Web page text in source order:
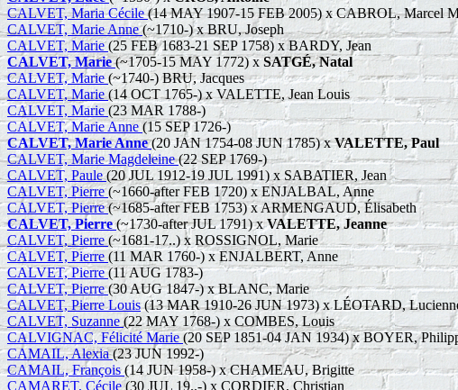
CALVET, Maria Cécile(14 MAY 1907-15 FEB 2005) x CABROL, Marcel
CALVET, Marie Anne(~1710-) x BRU, Joseph
CALVET, Marie(25 FEB 1683-21 SEP 1758) x BARDY, Jean
CALVET, Marie(~1705-15 MAY 1772) xSATGÉ, Natal
CALVET, Marie(~1740-) BRU, Jacques
CALVET, Marie(14 OCT 1765-) x VALETTE, Jean Louis
CALVET, Marie (23 MAR 1788-)
CALVET, Marie Anne(15 SEP 1726-)
CALVET, Marie Anne (20 JAN 1754-08 JUN 1785) xVALETTE, Paul
CALVET, Marie Magdeleine(22 SEP 1769-)
CALVET, Paule(20 JUL 1912-19 JUL 1991) x SABATIER, Jean
CALVET, Pierre(~1660-after FEB 1720) x ENJALBAL, Anne
CALVET, Pierre(~1685-after FEB 1753) x ARMENGAUD, Élisabeth
CALVET, Pierre (~1730-after JUL 1791) xVALETTE, Jeanne
CALVET, Pierre(~1681-17..) x ROSSIGNOL, Marie
CALVET, Pierre (11 MAR 1760-) x ENJALBERT, Anne
CALVET, Pierre(11 AUG 1783-)
CALVET, Pierre(30 AUG 1847-) x BLANC, Marie
CALVET, Pierre Louis(13 MAR 1910-26 JUN 1973) x LÉOTARD,
CALVET, Suzanne (22 MAY 1768-) x COMBES, Louis
CALVIGNAC, Félicité Marie(20 SEP 1851-04 JAN 1934) x BOYER,
CAMAIL, Alexia(23 JUN 1992-)
CAMAIL, François(14 JUN 1958-) x CHAMEAU, Brigitte
CAMARET, Cécile(30 JUL 19..-) x CORDIER, Christian